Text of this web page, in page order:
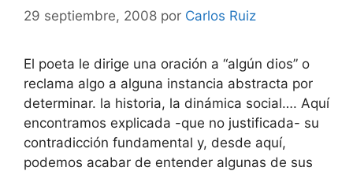
29 septiembre, 2008 por Carlos Ruiz
El poeta le dirige una oración a “algún dios” o
reclama algo a alguna instancia abstracta por
determinar. la historia, la dinámica social…. Aquí
encontramos explicada -que no justificada- su
contradicción fundamental y, desde aquí,
podemos acabar de entender algunas de sus